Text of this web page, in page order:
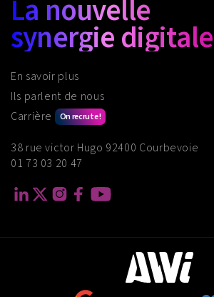
La nouvelle
synergie digitale
En savoir plus
Ils parlent de nous
Carrière
On recrute !
38 rue victor Hugo 92400 Courbevoie
01 73 03 20 47